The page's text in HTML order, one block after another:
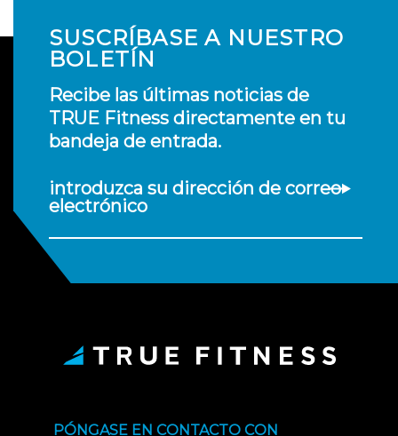
SUSCRÍBASE A NUESTRO
BOLETÍN
Recibe las últimas noticias de
TRUE Fitness directamente en tu
bandeja de entrada.
introduzca su dirección de correo
electrónico
PÓNGASE EN CONTACTO CON